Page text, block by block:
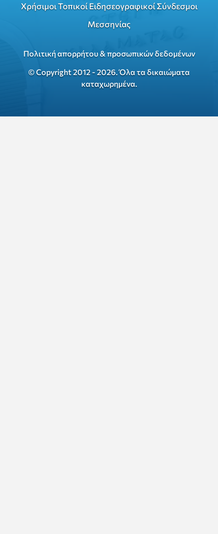
Χρήσιμοι Τοπικοί Ειδησεογραφικοί Σύνδεσμοι
Μεσσηνίας
Πολιτική απορρήτου & προσωπικών δεδομένων
© Copyright 2012 - 2026. Όλα τα δικαιώματα
καταχωρημένα.